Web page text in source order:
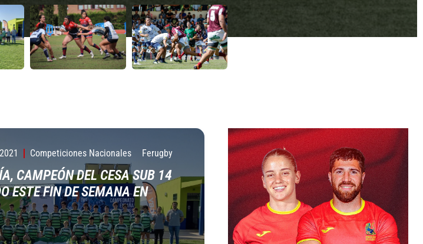
Competiciones Nacionales Ferugby
CAMPEÓN DEL CESA SUB 14
ESTE FIN DE SEMANA EN